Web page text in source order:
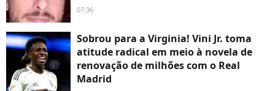
07:36
Sobrou para a Virginia! Vini Jr. toma
atitude radical em meio à novela de
renovação de milhões com o Real
Madrid